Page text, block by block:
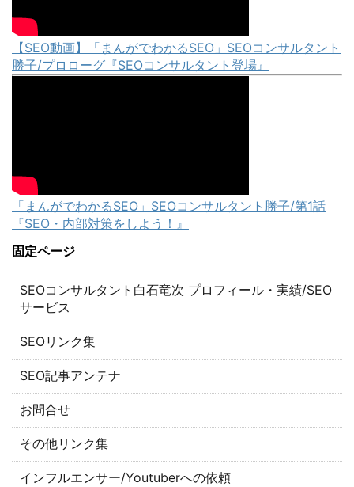
【SEO動画】「まんがでわかるSEO」SEOコンサルタント
勝子/プロローグ『SEOコンサルタント登場』
「まんがでわかるSEO」SEOコンサルタント勝子/第1話
『SEO・内部対策をしよう！』
固定ページ
SEOコンサルタント白石竜次 プロフィール・実績/SEO
サービス
SEOリンク集
SEO記事アンテナ
お問合せ
その他リンク集
インフルエンサー/Youtuberへの依頼